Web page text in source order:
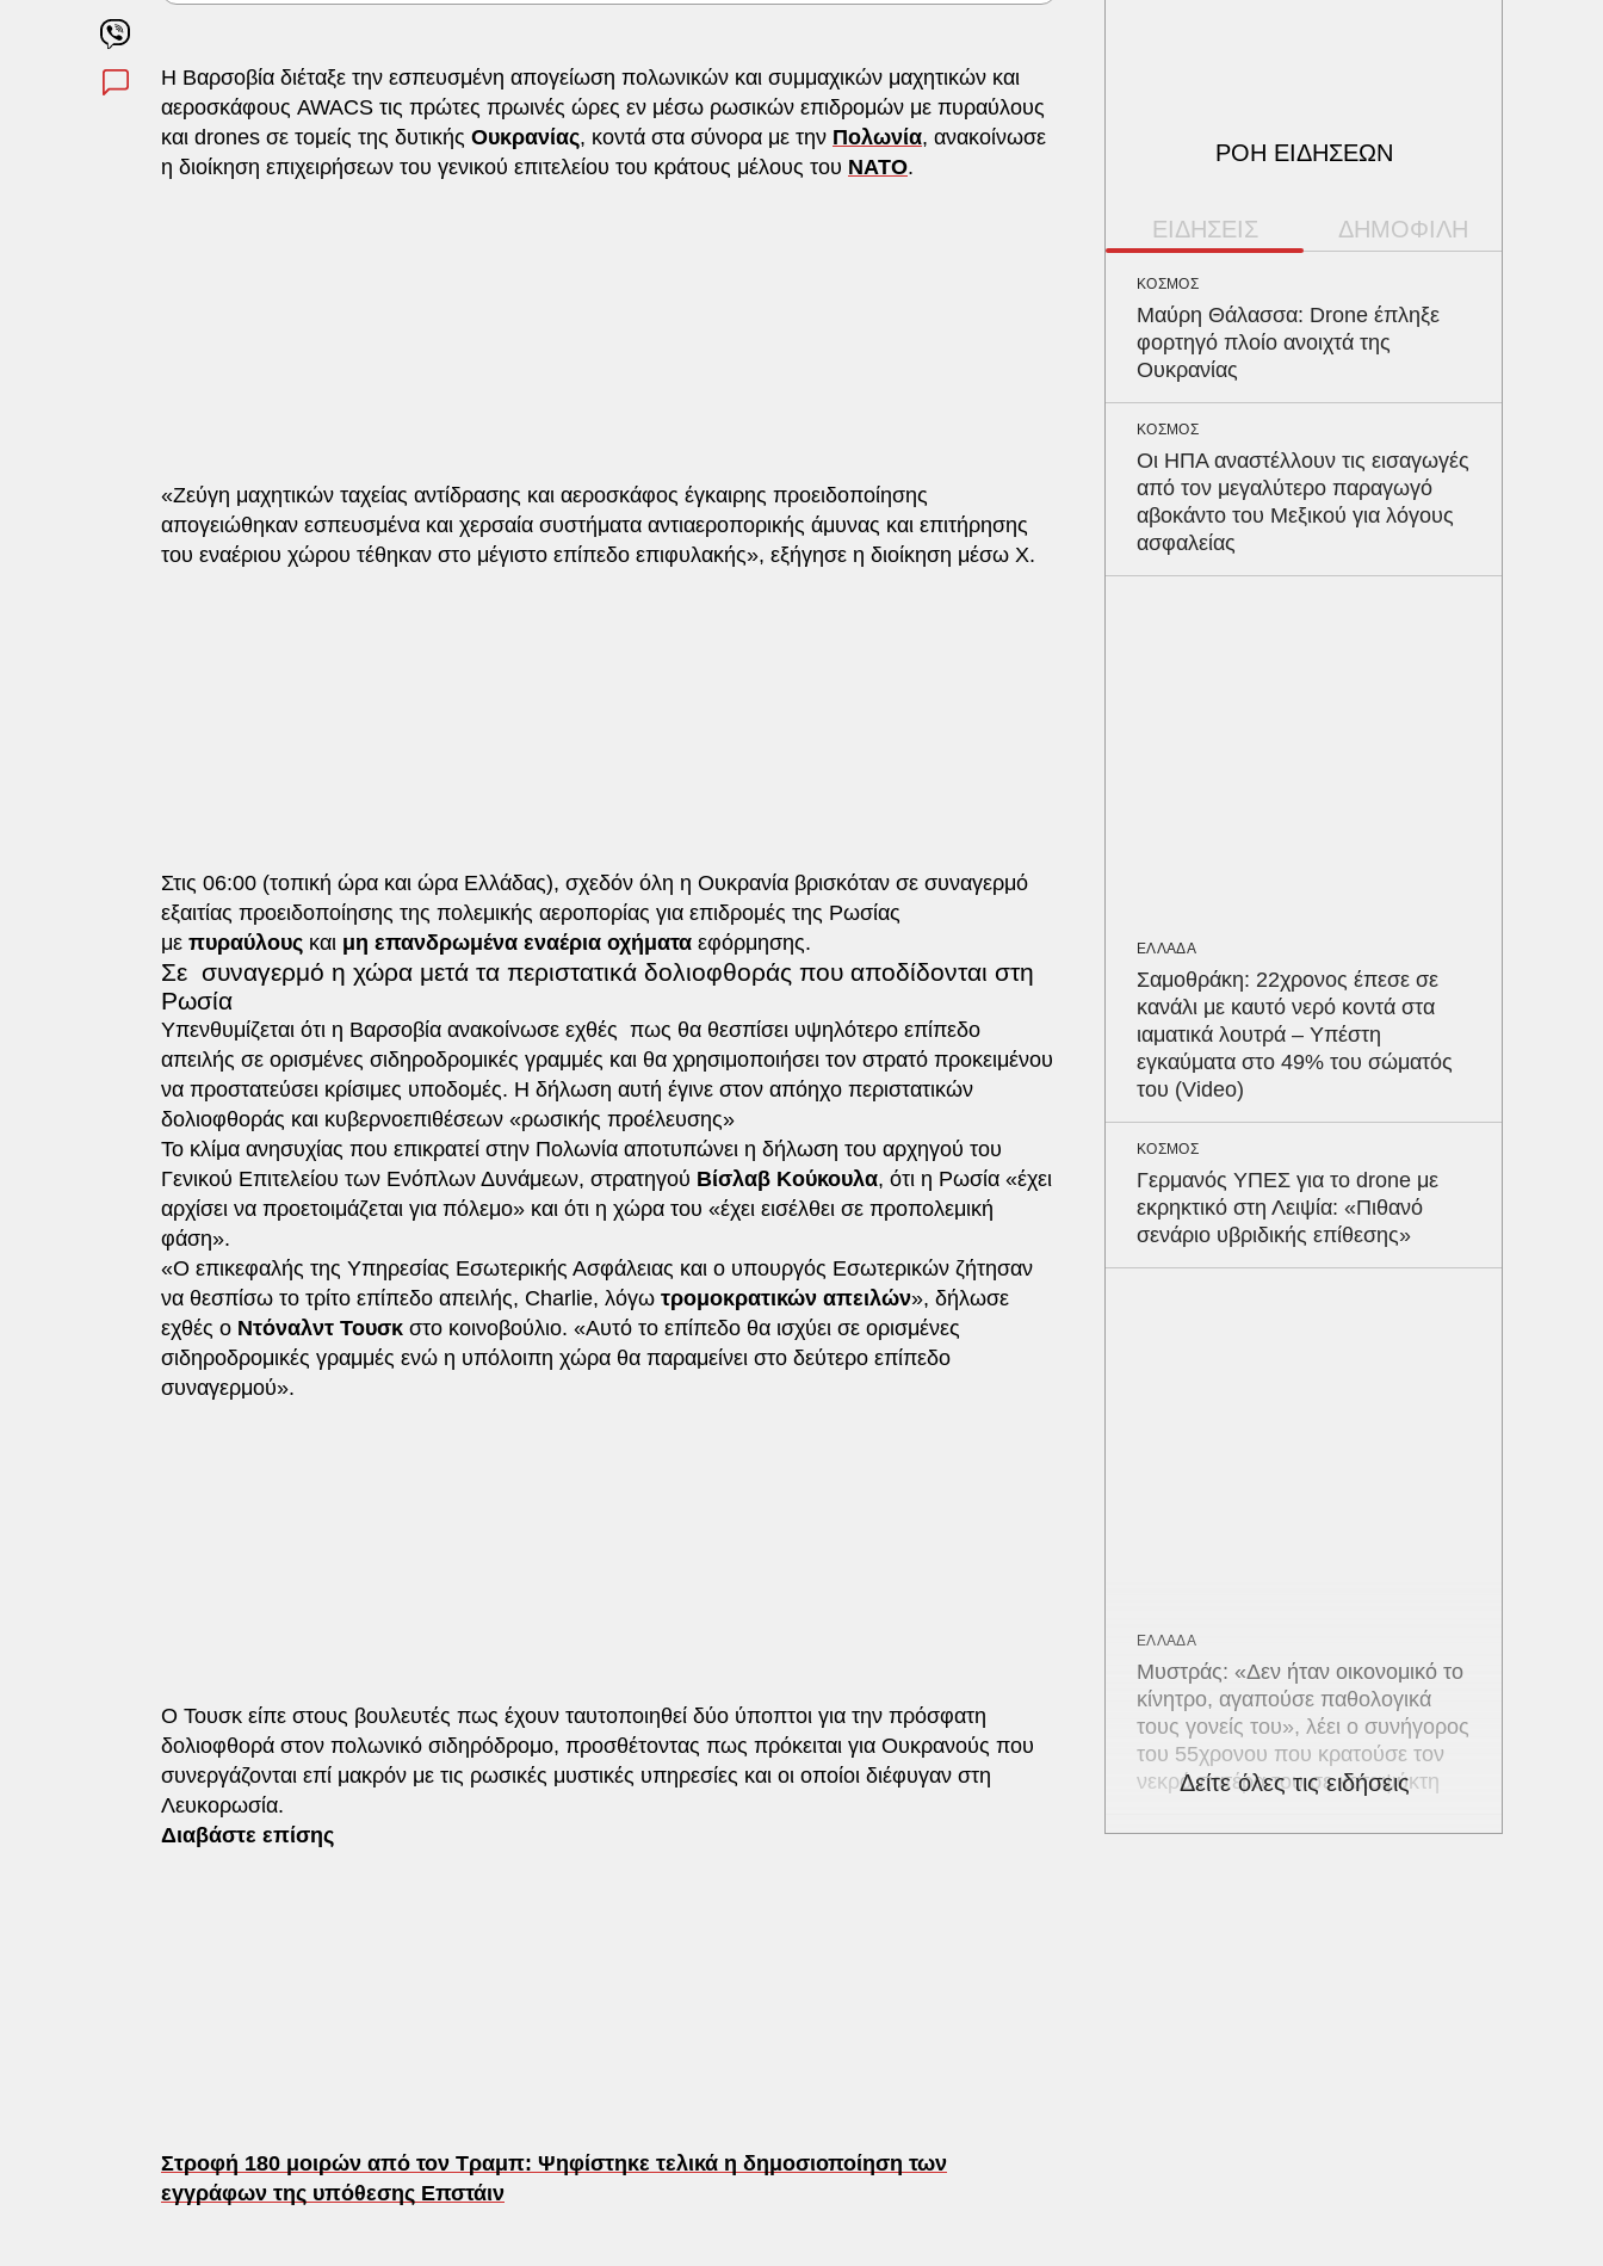
Η Βαρσοβία διέταξε την εσπευσμένη απογείωση πολωνικών και συμμαχικών μαχητικών και
αεροσκάφους AWACS τις πρώτες πρωινές ώρες εν μέσω ρωσικών επιδρομών με πυραύλους
και drones σε τομείς της δυτικής Ουκρανίας, κοντά στα σύνορα με την Πολωνία, ανακοίνωσε
η διοίκηση επιχειρήσεων του γενικού επιτελείου του κράτους μέλους του NATO.
«Ζεύγη μαχητικών ταχείας αντίδρασης και αεροσκάφος έγκαιρης προειδοποίησης
απογειώθηκαν εσπευσμένα και χερσαία συστήματα αντιαεροπορικής άμυνας και επιτήρησης
του εναέριου χώρου τέθηκαν στο μέγιστο επίπεδο επιφυλακής», εξήγησε η διοίκηση μέσω X.
Στις 06:00 (τοπική ώρα και ώρα Ελλάδας), σχεδόν όλη η Ουκρανία βρισκόταν σε συναγερμό
εξαιτίας προειδοποίησης της πολεμικής αεροπορίας για επιδρομές της Ρωσίας
με πυραύλους και μη επανδρωμένα εναέρια οχήματα εφόρμησης.
Σε συναγερμό η χώρα μετά τα περιστατικά δολιοφθοράς που αποδίδονται στη
Ρωσία
Υπενθυμίζεται ότι η Βαρσοβία ανακοίνωσε εχθές πως θα θεσπίσει υψηλότερο επίπεδο
απειλής σε ορισμένες σιδηροδρομικές γραμμές και θα χρησιμοποιήσει τον στρατό προκειμένου
να προστατεύσει κρίσιμες υποδομές. Η δήλωση αυτή έγινε στον απόηχο περιστατικών
δολιοφθοράς και κυβερνοεπιθέσεων «ρωσικής προέλευσης»
Το κλίμα ανησυχίας που επικρατεί στην Πολωνία αποτυπώνει η δήλωση του αρχηγού του
Γενικού Επιτελείου των Ενόπλων Δυνάμεων, στρατηγού Βίσλαβ Κούκουλα, ότι η Ρωσία «έχει
αρχίσει να προετοιμάζεται για πόλεμο» και ότι η χώρα του «έχει εισέλθει σε προπολεμική
φάση».
«Ο επικεφαλής της Υπηρεσίας Εσωτερικής Ασφάλειας και ο υπουργός Εσωτερικών ζήτησαν
να θεσπίσω το τρίτο επίπεδο απειλής, Charlie, λόγω τρομοκρατικών απειλών», δήλωσε
εχθές ο Ντόναλντ Τουσκ στο κοινοβούλιο. «Αυτό το επίπεδο θα ισχύει σε ορισμένες
σιδηροδρομικές γραμμές ενώ η υπόλοιπη χώρα θα παραμείνει στο δεύτερο επίπεδο
συναγερμού».
Ο Τουσκ είπε στους βουλευτές πως έχουν ταυτοποιηθεί δύο ύποπτοι για την πρόσφατη
δολιοφθορά στον πολωνικό σιδηρόδρομο, προσθέτοντας πως πρόκειται για Ουκρανούς που
συνεργάζονται επί μακρόν με τις ρωσικές μυστικές υπηρεσίες και οι οποίοι διέφυγαν στη
Λευκορωσία.
Διαβάστε επίσης
Στροφή 180 μοιρών από τον Τραμπ: Ψηφίστηκε τελικά η δημοσιοποίηση των
εγγράφων της υπόθεσης Επστάιν
ΡΟΗ ΕΙΔΗΣΕΩΝ
ΕΙΔΗΣΕΙΣ ΔΗΜΟΦΙΛΗ
ΚΟΣΜΟΣ
Μαύρη Θάλασσα: Drone έπληξε
φορτηγό πλοίο ανοιχτά της
Ουκρανίας
ΚΟΣΜΟΣ
Οι ΗΠΑ αναστέλλουν τις εισαγωγές
από τον μεγαλύτερο παραγωγό
αβοκάντο του Μεξικού για λόγους
ασφαλείας
ΕΛΛΑΔΑ
Σαμοθράκη: 22χρονος έπεσε σε
κανάλι με καυτό νερό κοντά στα
ιαματικά λουτρά – Υπέστη
εγκαύματα στο 49% του σώματός
του (Video)
ΚΟΣΜΟΣ
Γερμανός ΥΠΕΣ για το drone με
εκρηκτικό στη Λειψία: «Πιθανό
σενάριο υβριδικής επίθεσης»
ΕΛΛΑΔΑ
Μυστράς: «Δεν ήταν οικονομικό το
κίνητρο, αγαπούσε παθολογικά
τους γονείς του», λέει ο συνήγορος
του 55χρονου που κρατούσε τον
νεκρό πατέρα του σε καταψύκτη
Δείτε όλες τις ειδήσεις